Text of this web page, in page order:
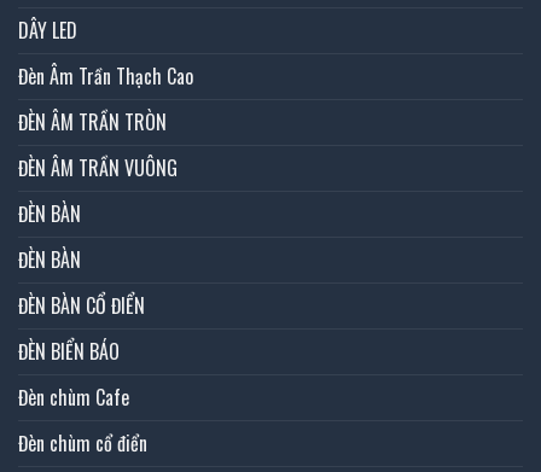
DÂY LED
Đèn Âm Trần Thạch Cao
ĐÈN ÂM TRẦN TRÒN
ĐÈN ÂM TRẦN VUÔNG
ĐÈN BÀN
ĐÈN BÀN
ĐÈN BÀN CỔ ĐIỂN
ĐÈN BIỂN BÁO
Đèn chùm Cafe
Đèn chùm cổ điển